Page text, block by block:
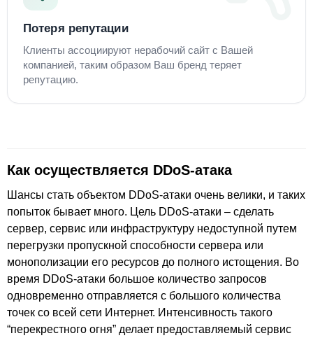
Потеря репутации
Клиенты ассоциируют нерабочий сайт с Вашей
компанией, таким образом Ваш бренд теряет
репутацию.
Как осуществляется DDoS-атака
Шансы стать объектом DDoS-атаки очень велики, и таких
попыток бывает много. Цель DDoS-атаки – сделать
сервер, сервис или инфраструктуру недоступной путем
перегрузки пропускной способности сервера или
монополизации его ресурсов до полного истощения. Во
время DDoS-атаки большое количество запросов
одновременно отправляется с большого количества
точек со всей сети Интернет. Интенсивность такого
“перекрестного огня” делает предоставляемый сервис